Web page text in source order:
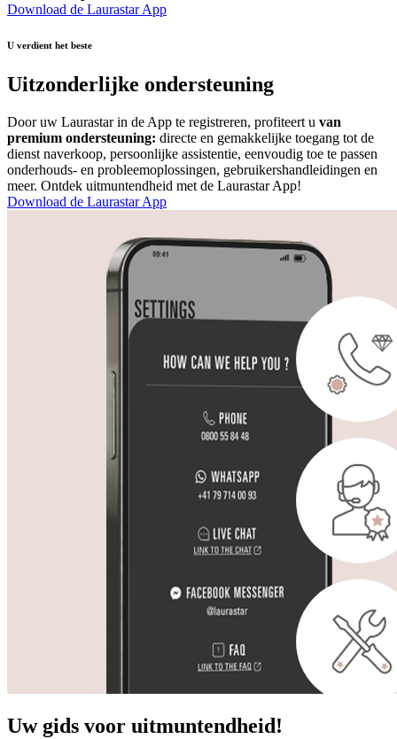
Download de Laurastar App
U verdient het beste
Uitzonderlijke ondersteuning
Door uw Laurastar in de App te registreren, profiteert u van
premium ondersteuning: directe en gemakkelijke toegang tot de
dienst naverkoop, persoonlijke assistentie, eenvoudig toe te passen
onderhouds- en probleemoplossingen, gebruikershandleidingen en
meer. Ontdek uitmuntendheid met de Laurastar App!
Download de Laurastar App
Uw gids voor uitmuntendheid!